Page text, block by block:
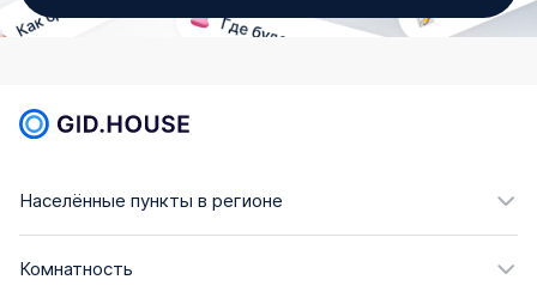
Населённые пункты в регионе
Комнатность